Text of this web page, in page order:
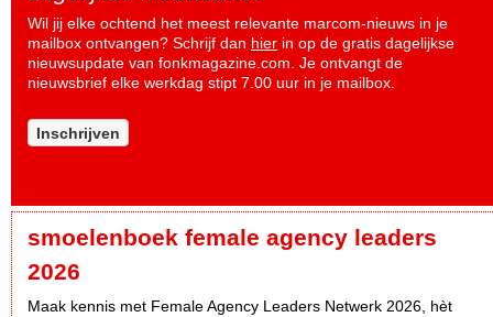
Wil jij elke ochtend het meest relevante marcom-nieuws in je
mailbox ontvangen? Schrijf dan hier in op de gratis dagelijkse
nieuwsupdate van fonkmagazine.com. Je ontvangt de
nieuwsbrief elke werkdag stipt 7.00 uur in je mailbox.
Inschrijven
smoelenboek female agency leaders
2026
Maak kennis met Female Agency Leaders Netwerk 2026, hèt